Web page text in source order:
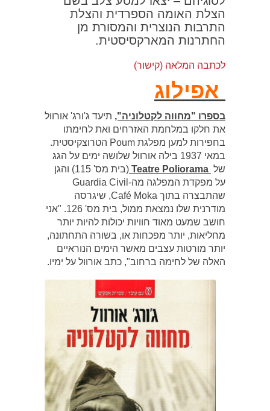
הצלת האומה הספרדית והצלת
התרבות הנוצרית והמסורת מן
החתרנות המארקסיסטית.
לכתבה המלאה (קישור)
אפילוג
בספרו "מחווה לקטלוניה", תיעד ג'ורג' אורוול
את חלקו במלחמת האזרחים ואת לחימתו
בחפירות למען מפלגת Poum הטרוצקיסטית.
במאי 1937 בילה אורוול שלושה ימים על הגג
של
(בית מס' 115) והגן
על מפקדת המפלגה מה-Guardia Civil
שהתבצרה בתוך Café Moka, שיגרסה
מודרנית שלו נמצאת ממול, בית מס' 126. "אני
חושב שמעט מאוד חוויות יכולות להיות יותר
מחליאות, יותר מפכחות או, בשורה התחתונה,
יותר מורטות עצבים מאשר הימים הנוראיים
האלה של לחימה ברחוב", כתב אורוול על ימיו.